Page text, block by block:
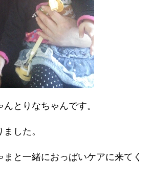
とりなちゃんです。
した。
と一緒におっぱいケアに来てく